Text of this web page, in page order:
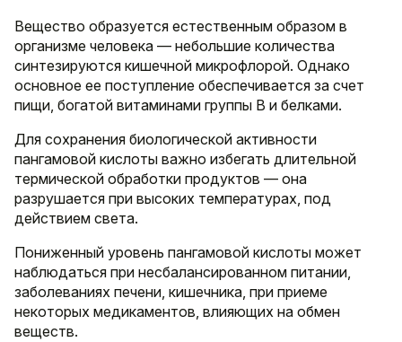
Вещество образуется естественным образом в
организме человека — небольшие количества
синтезируются кишечной микрофлорой. Однако
основное ее поступление обеспечивается за счет
пищи, богатой витаминами группы B и белками.
Для сохранения биологической активности
пангамовой кислоты важно избегать длительной
термической обработки продуктов — она
разрушается при высоких температурах, под
действием света.
Пониженный уровень пангамовой кислоты может
наблюдаться при несбалансированном питании,
заболеваниях печени, кишечника, при приеме
некоторых медикаментов, влияющих на обмен
веществ.